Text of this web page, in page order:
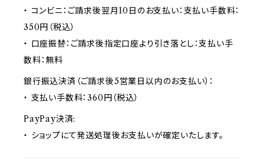
・ コンビニ：ご請求後翌月10日のお支払い：支払い手数料：
350円（税込）
・ 口座振替：ご請求後指定口座より引き落とし：支払い手
数料：無料
銀行振込決済（ご請求後5営業日以内のお支払い）：
・ 支払い手数料：360円（税込）
PayPay決済:
・ ショップにて発送処理後お支払いが確定いたします。